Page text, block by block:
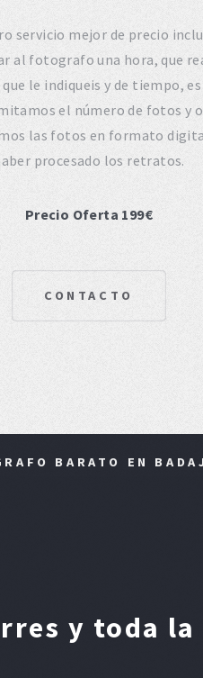
servicio mejor de precio
al fotografo una hora, que
le indiqueis y de tiempo,
el número de fotos y
las fotos en formato
procesado los retratos.
Precio Oferta 199€
CONTACTO
BARATO EN
y toda